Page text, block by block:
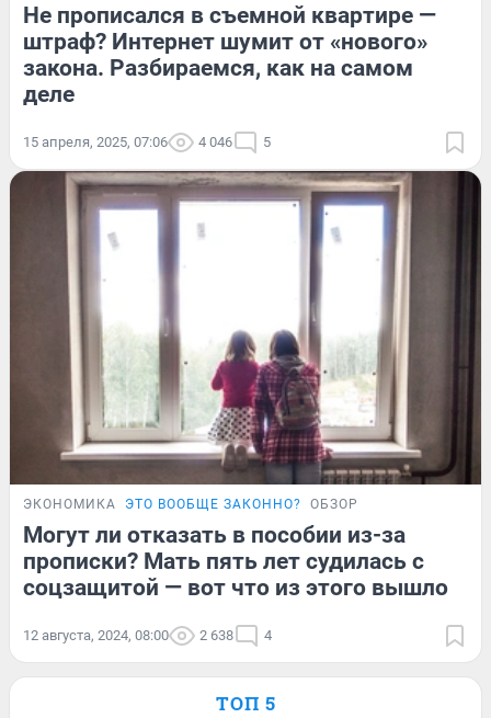
Не прописался в съемной квартире —
штраф? Интернет шумит от «нового»
закона. Разбираемся, как на самом
деле
15 апреля, 2025, 07:06 4 046 5
ЭКОНОМИКА ЭТО ВООБЩЕ ЗАКОННО? ОБЗОР
Могут ли отказать в пособии из-за
прописки? Мать пять лет судилась с
соцзащитой — вот что из этого вышло
12 августа, 2024, 08:00 2 638 4
ТОП 5